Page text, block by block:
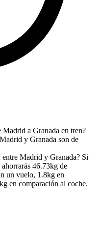
Madrid a Granada en tren?
y Granada son de
Madrid y Granada? Si
46.73kg de
un vuelo, 1.8kg en
en comparación al coche.